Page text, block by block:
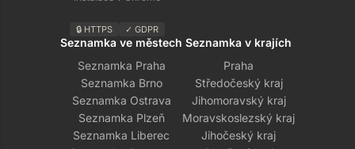
🔒 HTTPS ✓ GDPR
Seznamka ve městech
Seznamka Praha
Seznamka Brno
Seznamka Ostrava
Seznamka Plzeň
Seznamka Liberec
Seznamka v krajích
Praha
Středočeský kraj
Jihomoravský kraj
Moravskoslezský kraj
Jihočeský kraj